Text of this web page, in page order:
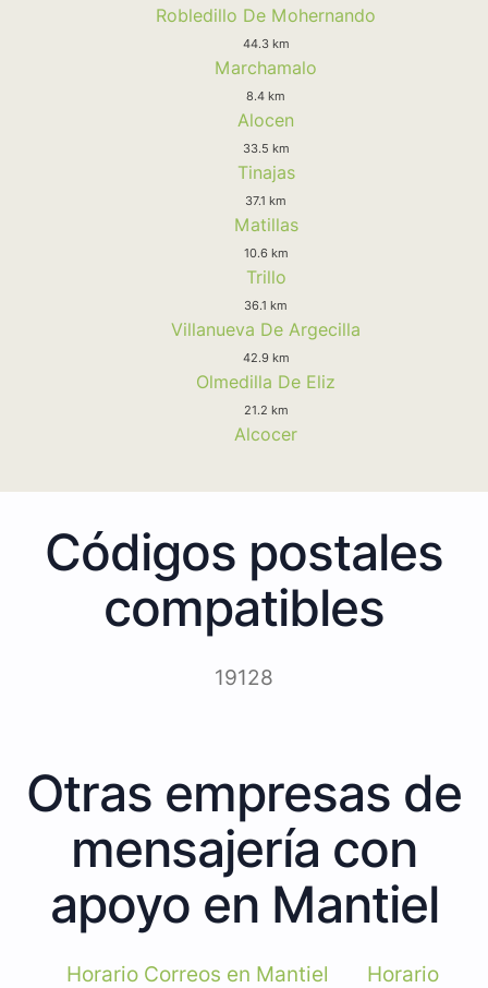
Robledillo De Mohernando
44.3 km
Marchamalo
8.4 km
Alocen
33.5 km
Tinajas
37.1 km
Matillas
10.6 km
Trillo
36.1 km
Villanueva De Argecilla
42.9 km
Olmedilla De Eliz
21.2 km
Alcocer
Códigos postales
compatibles
19128
Otras empresas de
mensajería con
apoyo en Mantiel
Horario Correos en Mantiel Horario